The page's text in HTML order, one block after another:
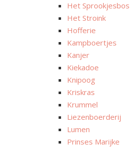
Het Sprookjesbos
Het Stroink
Hofferie
Kampboertjes
Kanjer
Kiekadoe
Knipoog
Kriskras
Krummel
Liezenboerderij
Lumen
Prinses Marijke